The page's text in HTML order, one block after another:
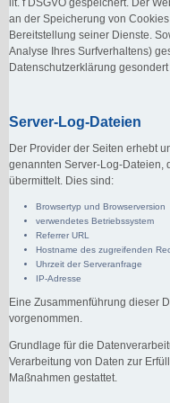
lit. f DSGVO gespeichert. Der
an der Speicherung von
Bereitstellung seiner Dienste.
Analyse Ihres Surfverhaltens)
Datenschutzerklärung
Server-Log-Dateien
Der Provider der Seiten erhebt
genannten Server-Log-Dateien,
übermittelt. Dies sind:
Browsertyp und Browserversion
verwendetes Betriebssystem
Referrer URL
Hostname des zugreifenden
Uhrzeit der Serveranfrage
IP-Adresse
Eine Zusammenführung dieser
vorgenommen.
Grundlage für die
Verarbeitung von Daten zur
Maßnahmen gestattet.